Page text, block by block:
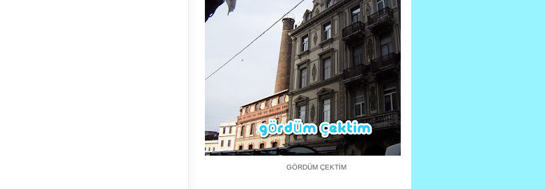
GÖRDÜM ÇEKTİM